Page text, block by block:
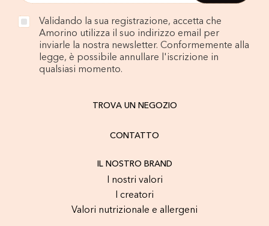
Validando la sua registrazione, accetta che
Amorino utilizza il suo indirizzo email per
inviarle la nostra newsletter. Conformemente alla
legge, è possibile annullare l'iscrizione in
qualsiasi momento.
TROVA UN NEGOZIO
CONTATTO
IL NOSTRO BRAND
I nostri valori
I creatori
Valori nutrizionale e allergeni